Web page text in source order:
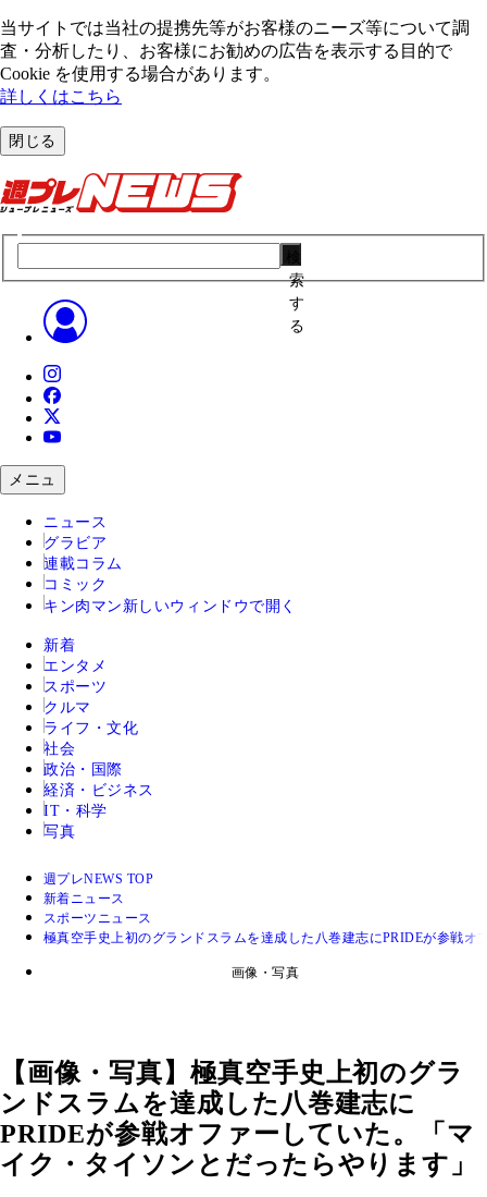
当サイトでは当社の提携先等がお客様のニーズ等について調
査・分析したり、お客様にお勧めの広告を表⽰する⽬的で
Cookie を使⽤する場合があります。
詳しくはこちら
閉じる
索
す
る
メニュ
ニュース
グラビア
連載コラム
コミック
キン肉マン 新しいウィンドウで開く
新着
エンタメ
スポーツ
クルマ
ライフ・文化
社会
政治・国際
経済・ビジネス
IT・科学
写真
週プレNEWS TOP
新着ニュース
スポーツニュース
極真空手史上初のグランドスラムを達成した八巻建志にPRIDEが参戦
画像・写真
【画像・写真】極真空手史上初のグラ
ンドスラムを達成した八巻建志に
PRIDEが参戦オファーしていた。「マ
イク・タイソンとだったらやります」